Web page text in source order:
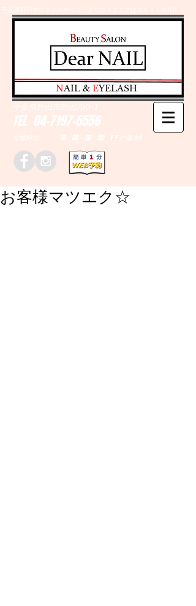
千葉県野田市のネイルサロン、まつげエクステはＤｅａｒＮAILへ
TEL 04-7197-5556
営業時間 10：00～20：00 (予約優先)
千葉県野田市野田790-1
​NAIL & EYELASH
お客様マツエク☆